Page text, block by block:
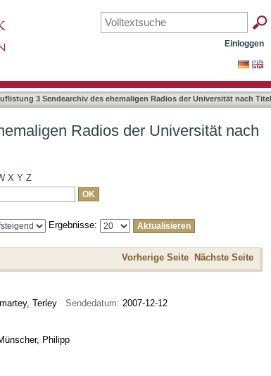
nach Titel
Einloggen
3 Sendearchiv des ehemaligen Radios der Universität nach Titel
Radios der Universität nach
X Y Z
Ergebnisse:
Vorherige Seite Nächste Seite
Terley Sendedatum: 2007-12-12
Philipp